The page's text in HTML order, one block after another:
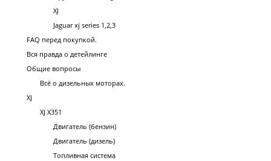
XJ
Jaguar xj series 1,2,3
FAQ перед покупкой.
Вся правда о детейлинге
Общие вопросы
Всё о дизельных моторах.
XJ
XJ X351
Двигатель (бензин)
Двигатель (дизель)
Топливная система